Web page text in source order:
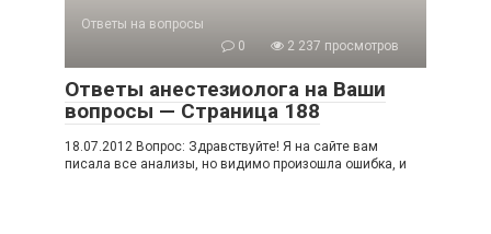
Ответы на вопросы
0
2 237 просмотров
Ответы анестезиолога на Ваши
вопросы — Страница 188
18.07.2012 Вопрос: Здравствуйте! Я на сайте вам
писала все анализы, но видимо произошла ошибка, и